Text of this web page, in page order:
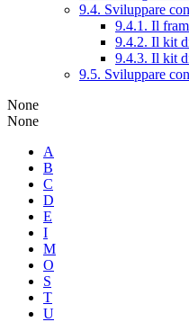
9.4. Sviluppare
9.4.1. Il
9.4.2. Il kit
9.4.3. Il kit
9.5. Sviluppare
None
None
A
B
C
D
E
I
M
O
S
T
U